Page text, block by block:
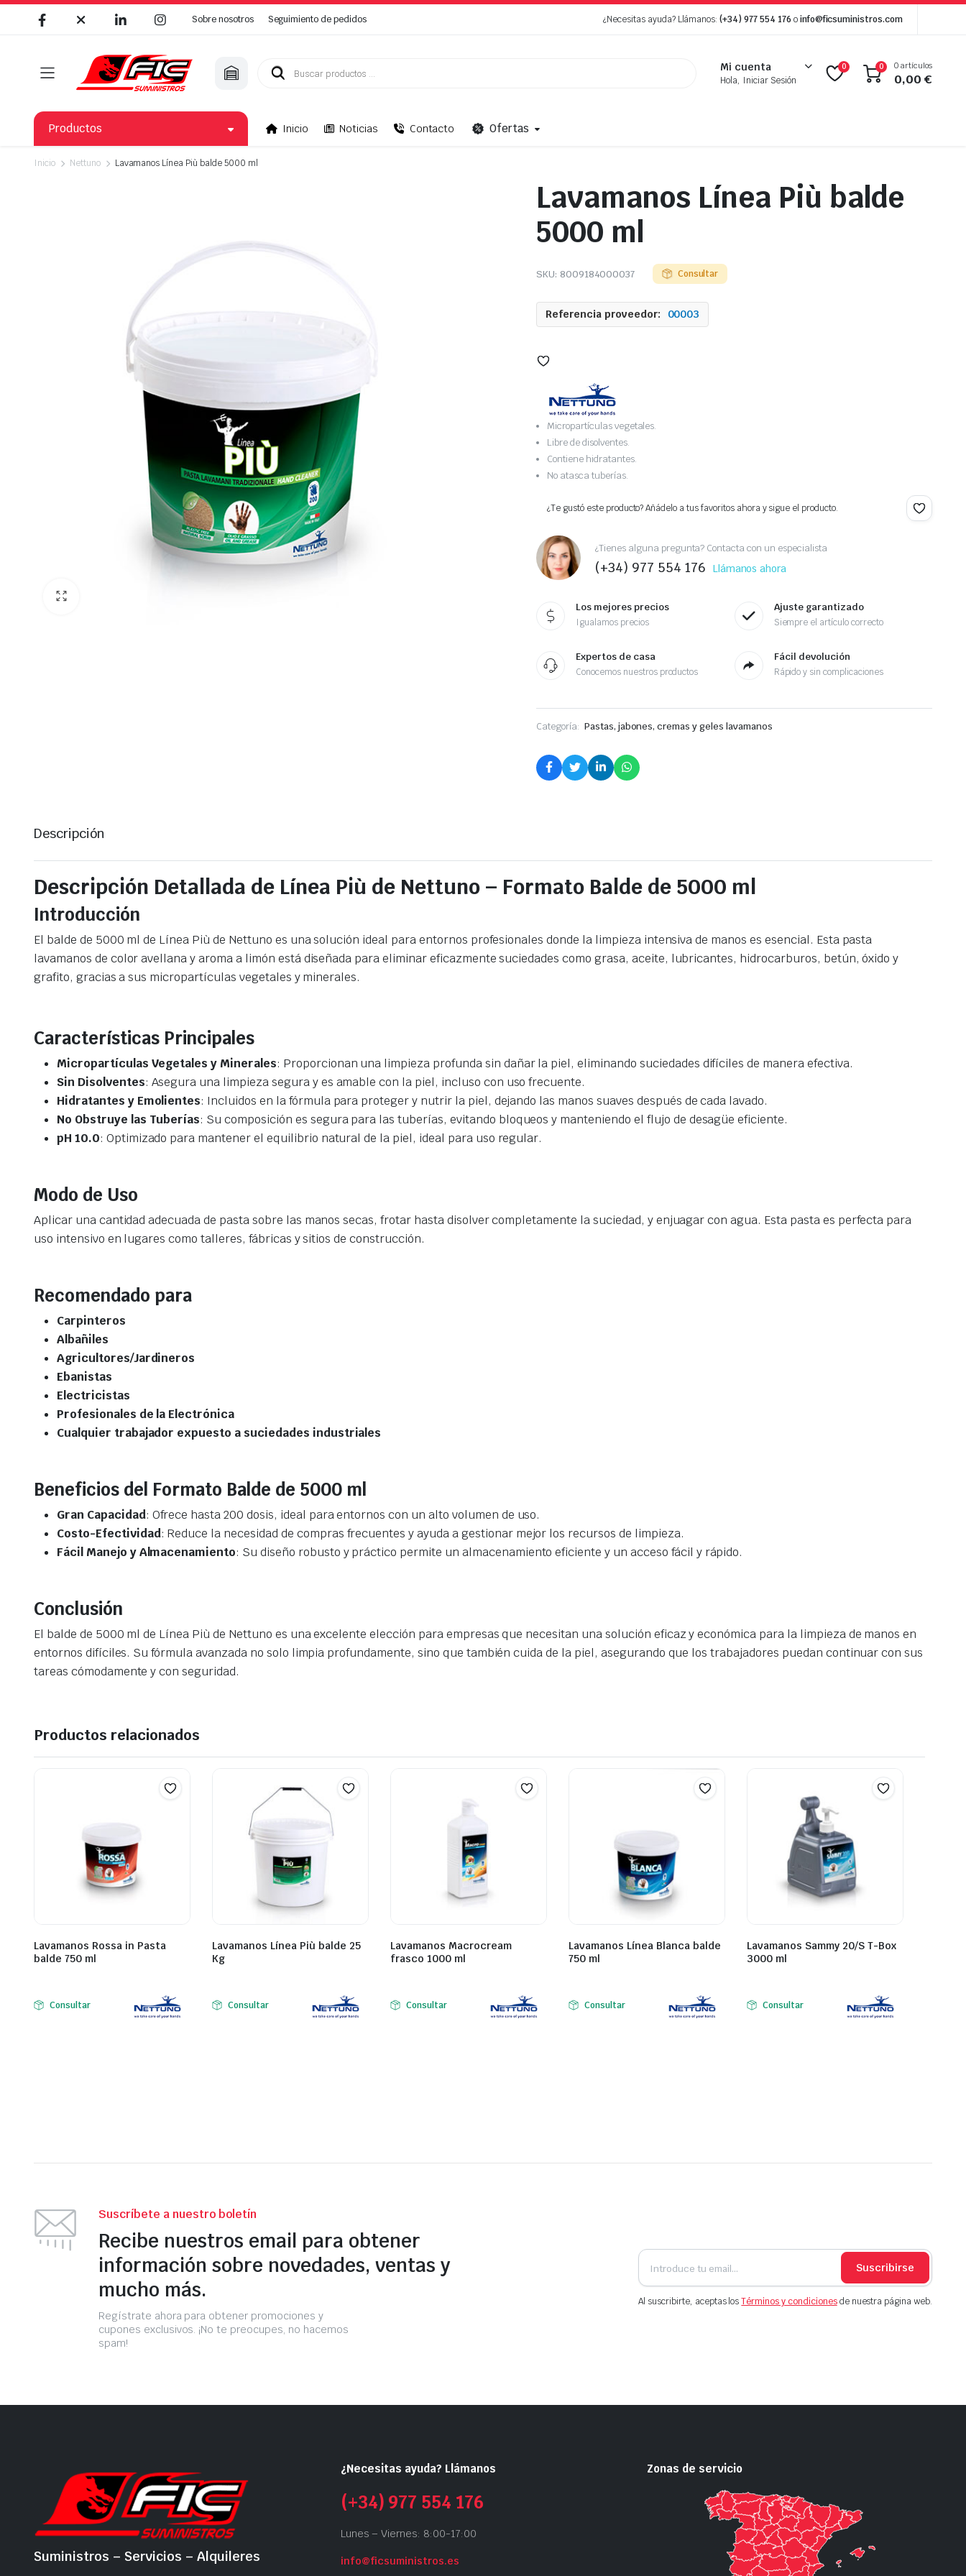
Sobre nosotros Seguimiento de pedidos ¿Necesitas ayuda? Llámanos:(+34) 977 554 176 oinfo@ficsuministros.com
Búsqueda
Mi cuenta
Hola, Iniciar Sesión
0 0 0 artículos
0,00€
Productos Inicio Noticias Contacto Ofertas
Inicio Nettuno Lavamanos Línea Più balde 5000 ml
Lavamanos Línea Più balde
5000 ml
SKU: 8009184000037 Consultar
Referencia proveedor: 00003
Micropartículas vegetales.
Libre de disolventes.
Contiene hidratantes.
No atasca tuberías.
¿Te gustó este producto? Añádelo a tus favoritos ahora y sigue el producto.
¿Tienes alguna pregunta? Contacta con un especialista
(+34) 977 554 176 Llámanos ahora
Los mejores precios
Igualamos precios
Ajuste garantizado
Siempre el artículo correcto
Expertos de casa
Conocemos nuestros productos
Fácil devolución
Rápido y sin complicaciones
Categoría: Pastas, jabones, cremas y geles lavamanos
Descripción
Descripción Detallada de Línea Più de Nettuno – Formato Balde de 5000 ml
Introducción
El balde de 5000 ml de Línea Più de Nettuno es una solución ideal para entornos profesionales donde la limpieza intensiva de manos es esencial. Esta pasta
lavamanos de color avellana y aroma a limón está diseñada para eliminar eficazmente suciedades como grasa, aceite, lubricantes, hidrocarburos, betún, óxido y
grafito, gracias a sus micropartículas vegetales y minerales.
Características Principales
Micropartículas Vegetales y Minerales: Proporcionan una limpieza profunda sin dañar la piel, eliminando suciedades difíciles de manera efectiva.
Sin Disolventes: Asegura una limpieza segura y es amable con la piel, incluso con uso frecuente.
Hidratantes y Emolientes: Incluidos en la fórmula para proteger y nutrir la piel, dejando las manos suaves después de cada lavado.
No Obstruye las Tuberías: Su composición es segura para las tuberías, evitando bloqueos y manteniendo el flujo de desagüe eficiente.
pH 10.0: Optimizado para mantener el equilibrio natural de la piel, ideal para uso regular.
Modo de Uso
Aplicar una cantidad adecuada de pasta sobre las manos secas, frotar hasta disolver completamente la suciedad, y enjuagar con agua. Esta pasta es perfecta para
uso intensivo en lugares como talleres, fábricas y sitios de construcción.
Recomendado para
Carpinteros
Albañiles
Agricultores/Jardineros
Ebanistas
Electricistas
Profesionales de la Electrónica
Cualquier trabajador expuesto a suciedades industriales
Beneficios del Formato Balde de 5000 ml
Gran Capacidad: Ofrece hasta 200 dosis, ideal para entornos con un alto volumen de uso.
Costo-Efectividad: Reduce la necesidad de compras frecuentes y ayuda a gestionar mejor los recursos de limpieza.
Fácil Manejo y Almacenamiento: Su diseño robusto y práctico permite un almacenamiento eficiente y un acceso fácil y rápido.
Conclusión
El balde de 5000 ml de Línea Più de Nettuno es una excelente elección para empresas que necesitan una solución eficaz y económica para la limpieza de manos en
entornos difíciles. Su fórmula avanzada no solo limpia profundamente, sino que también cuida de la piel, asegurando que los trabajadores puedan continuar con sus
tareas cómodamente y con seguridad.
Productos relacionados
Lavamanos Rossa in Pasta
balde 750 ml
Consultar
Lavamanos Línea Più balde 25
Kg
Consultar
Lavamanos Macrocream
frasco 1000 ml
Consultar
Lavamanos Línea Blanca balde
750 ml
Consultar
Lavamanos Sammy 20/S T-Box
3000 ml
Consultar
Suscríbete a nuestro boletín
Recibe nuestros email para obtener
información sobre novedades, ventas y
mucho más.
Regístrate ahora para obtener promociones y
cupones exclusivos. ¡No te preocupes, no hacemos
spam!
Suscribirse
Al suscribirte, aceptas losTérminos y condicionesde nuestra página web.
Suministros – Servicios – Alquileres
¿Necesitas ayuda? Llámanos
(+34) 977 554 176
Lunes – Viernes: 8:00-17:00
info@ficsuministros.es
Zonas de servicio